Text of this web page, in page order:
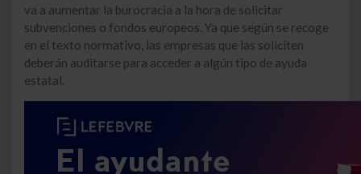
va a aumentar la burocracia a la hora de solicitar
subvenciones o fondos europeos. Ya que según se recoge
en el texto normativo, las empresas que las soliciten
deberán auditarse para acceder a algún tipo de ayuda
estatal.